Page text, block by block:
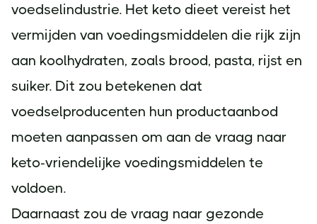
voedselindustrie. Het keto dieet vereist het
vermijden van voedingsmiddelen die rijk zijn
aan koolhydraten, zoals brood, pasta, rijst en
suiker. Dit zou betekenen dat
voedselproducenten hun productaanbod
moeten aanpassen om aan de vraag naar
keto-vriendelijke voedingsmiddelen te
voldoen.
Daarnaast zou de vraag naar gezonde